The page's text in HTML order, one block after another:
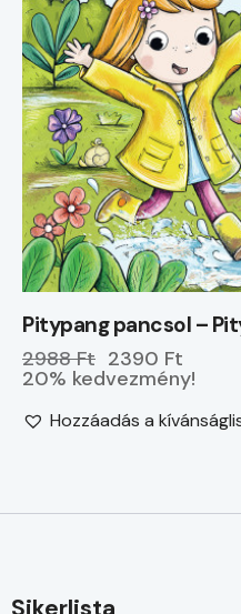
Pitypang pancsol –
2988 Ft 2390 Ft
20% kedvezmény!
Hozzáadás a